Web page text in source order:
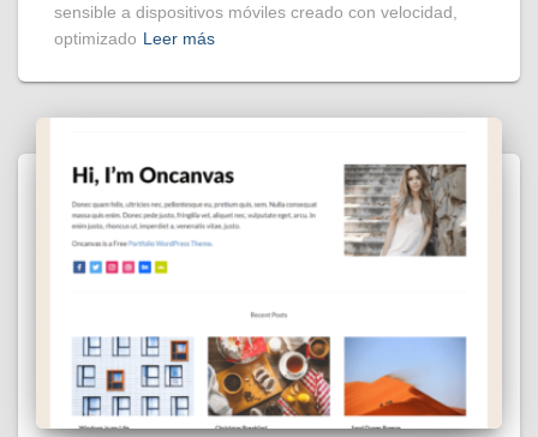
sensible a dispositivos móviles creado con velocidad,
optimizado Leer más